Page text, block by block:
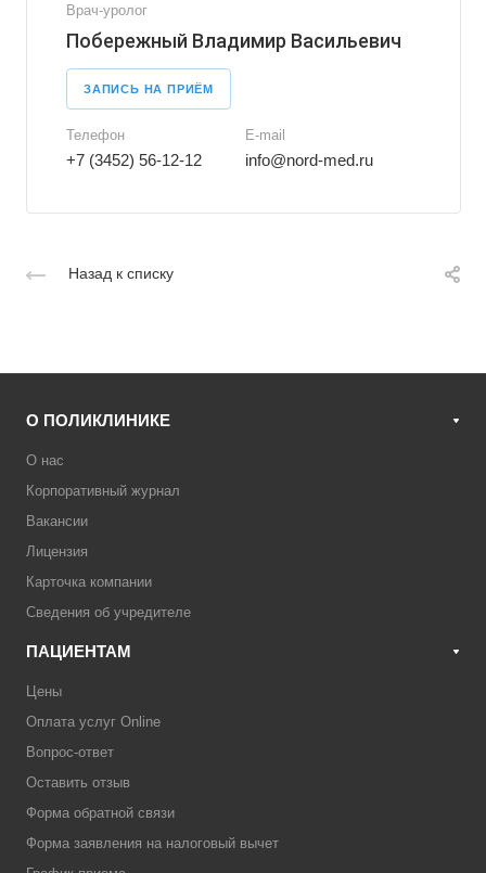
Врач-уролог
Побережный Владимир Васильевич
ЗАПИСЬ НА ПРИЁМ
Телефон
+7 (3452) 56-12-12
E-mail
info@nord-med.ru
Назад к списку
О ПОЛИКЛИНИКЕ
О нас
Корпоративный журнал
Вакансии
Лицензия
Карточка компании
Сведения об учредителе
ПАЦИЕНТАМ
Цены
Оплата услуг Online
Вопрос-ответ
Оставить отзыв
Форма обратной связи
Форма заявления на налоговый вычет